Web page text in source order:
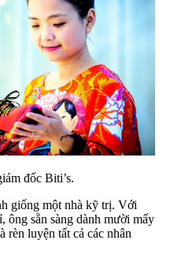
đốc Biti’s.
giống một nhà kỹ trị. Với
ông sẵn sàng dành mười mấy
rèn luyện tất cả các nhân